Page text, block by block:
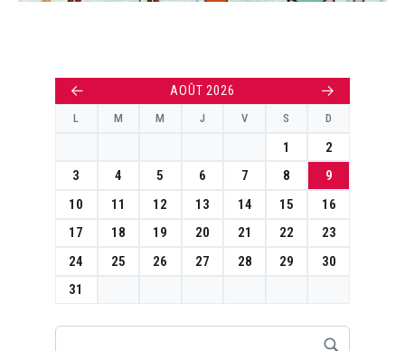
← AOÛT 2026 →
L M M J V S D
1
2
3
4 5 6 7 8
9
10
11 12 13 14 15
16
17
18 19 20 21 22
23
24
25 26 27 28 29
30
31